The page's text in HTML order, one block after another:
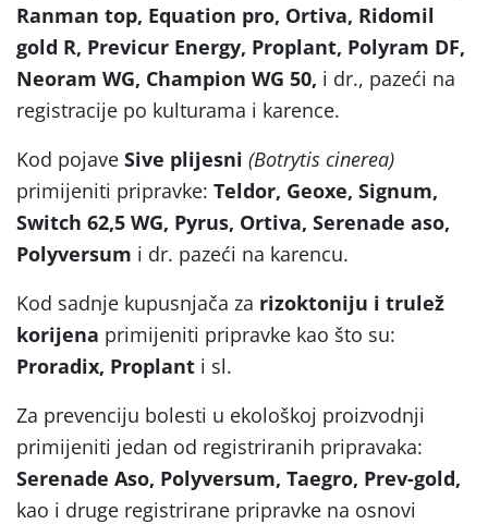
Ranman top, Equation pro, Ortiva, Ridomil
gold R, Previcur Energy, Proplant, Polyram DF,
Neoram WG, Champion WG 50, i dr., pazeći na
registracije po kulturama i karence.
Kod pojave Sive plijesni (Botrytis cinerea)
primijeniti pripravke: Teldor, Geoxe, Signum,
Switch 62,5 WG, Pyrus, Ortiva, Serenade aso,
Polyversum i dr. pazeći na karencu.
Kod sadnje kupusnjača za rizoktoniju i trulež
korijena primijeniti pripravke kao što su:
Proradix, Proplant i sl.
Za prevenciju bolesti u ekološkoj proizvodnji
primijeniti jedan od registriranih pripravaka:
Serenade Aso, Polyversum, Taegro, Prev-gold,
kao i druge registrirane pripravke na osnovi